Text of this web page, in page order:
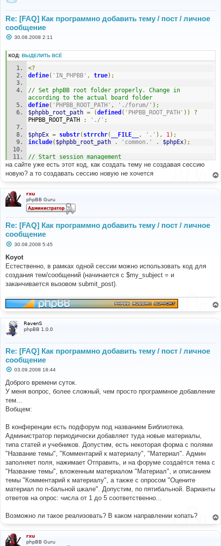
$auth->acl($user->data);
$user->setup();
$my_subject
test [русский сабж 3] text'
[русский текст 3] a text', 'windows-1251'));
// variables to hold the parameters for submit_post
$poll
= $uid = $bitfield
generate_text_for_storage ($my_subject, $uid,
$bitfield , $options, false, false, false
generate_text_for_storage
$my_text, $uid
$options, true, true, true);
'forum_id'
=> [ FORUM_ID_HERE ],
'icon_id'
=> false ,
'enable_bbcode' =>
'enable_smilies'
=> true,
'enable_urls'
=> true,
'enable_sig'
=>
'message_md5'
'bbcode_bitfield' => $bitfield,
'bbcode_uid'
=> $uid ,
'post_edit_locked'
'topic_title'
'post_time'
=> 0,
'forum_name'
=> '',
'enable_indexing'
=>
submit_post('post', $my_subject, '', POST_NORMAL
$poll, $data);
$user->session_kill
?>
Re: [FAQ] Как программно добавить тему / пост / личное
сообщение
С
б
щ
30.08.2008 2:11
КОД: ВЫДЕЛИТЬ ВСЁ
<?
define( 'IN_PHPBB' , true);
// Set phpBB root folder properly. Change in
according to the actual board folder
define( 'PHPBB_ROOT_PATH' , './forum/' );
$phpbb_root_path = (defined ( 'PHPBB_ROOT_PATH' ))
?
PHPBB_ROOT_PATH
: './' ;
$phpEx = substr( strrchr( __FILE__ , '.' ), 1);
include( $phpbb_root_path . 'common.' . $phpEx);
// Start session management
$user ->session_begin();
$auth->acl($user->data);
setup
// Initialize  login result array
$login =
// Handle logouot button if pressed
if(isset ($_POST['logout']) && $user-> data['user_id']
!= ANONYMOUS
)
{
$user
// Check if user has submitted login and password and
try to log in
if(isset($_POST[ 'login'])
{
$username = request_var('username', '',
$password = request_var('password', '', true);
$autologin
= (!empty($_POST['autologin'])) ?
true : false
$login = $auth->login($username, $password,
$autologin);
// Send headers
header( 'Cache-Control: private, no-cache="set-
header
// Check if user has tried to log in and greet him if
login is successful
if((!empty($login) && $login['status'] ==
LOGIN_SUCCESS) || $user ->data['user_id'] !=
ANONYMOUS)
// Reset permissions data if user has just logged
in
}
на сайте уже есть этот код, как создать тему не создавая сессию
новую? а то создавать сессию новую не хочется
rxu
phpBB Guru
Re: [FAQ] Как программно добавить тему / пост / личное
сообщение
С
о
б
щ
е
н
и
30.08.2008 5:45
Koyot
Естественно, в рамках одной сессии можно использовать код для
создания тем/сообщений (начинается с $my_subject = и
заканчивается вызовом submit_post).
RavenS
phpBB 1.0.0
Re: [FAQ] Как программно добавить тему / пост / личное
сообщение
С
о
б
щ
е
н
и
03.09.2008 18:44
Доброго времени суток.
У меня вопрос, более сложный, чем просто программное добавление
тем...
Вобщем:
В конференции есть подфорум под названием Библиотека.
Администратор периодически добавляет туда новые материалы,
типа статей и учебников. Допустим, есть некоторая форма с полями
"Название темы", "Комментарий к материалу", "Материал". Админ
заполняет поля, нажимает Отправить, и на форуме создаётся тема с
"Название темы", вложенным материалом "Материал", и описанием
темы "Комментарий к материалу", а также с опросом "Оцените
материал по n-бальной шкале". Допустим, по пятибальной. Варианты
ответов на опрос: числа от 1 до 5 соответственно...
Возможно ли такое реализовать? В каком направлении копать?
rxu
phpBB Guru